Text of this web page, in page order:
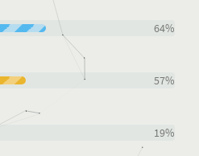
64%
57%
19%